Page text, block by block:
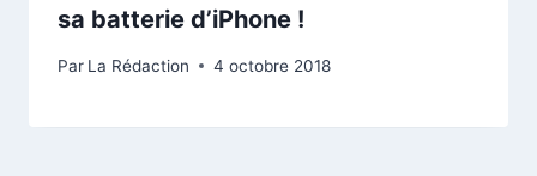
sa batterie d’iPhone !
Par La Rédaction 4 octobre 2018